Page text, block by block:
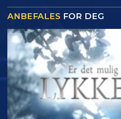
ANBEFALES FOR DEG